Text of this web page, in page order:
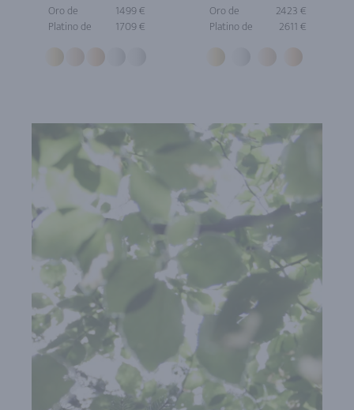
Oro de
1499 €
Platino de
1709 €
Oro de
2423 €
Platino de
2611 €